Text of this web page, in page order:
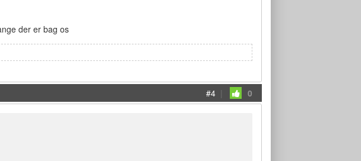
der er bag os
#4 | 0